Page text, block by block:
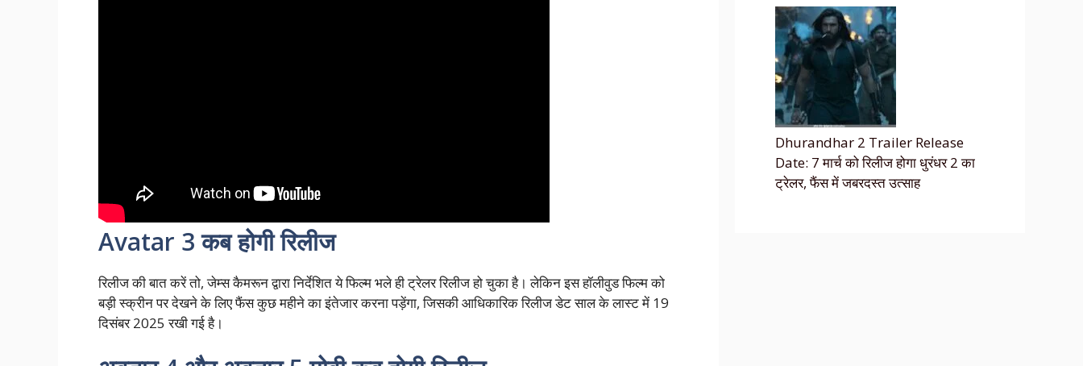
Avatar 3 कब होगी रिलीज
रिलीज की बात करें तो, जेम्स कैमरून द्वारा निर्देशित ये फिल्म भले ही ट्रेलर रिलीज हो चुका है। लेकिन इस हॉलीवुड फिल्म को
बड़ी स्क्रीन पर देखने के लिए फैंस कुछ महीने का इंतेजार करना पड़ेंगा, जिसकी आधिकारिक रिलीज डेट साल के लास्ट में 19
दिसंबर 2025 रखी गई है।
Dhurandhar 2 Trailer Release
Date: 7 मार्च को रिलीज होगा धुरंधर 2 का
ट्रेलर, फैंस में जबरदस्त उत्साह